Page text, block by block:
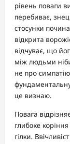
рівень поваги
перебиває,
стосунки
відкрита
відчуває, що
між людьми
не про
це визнаю.
Повага
глибоке
гілки.